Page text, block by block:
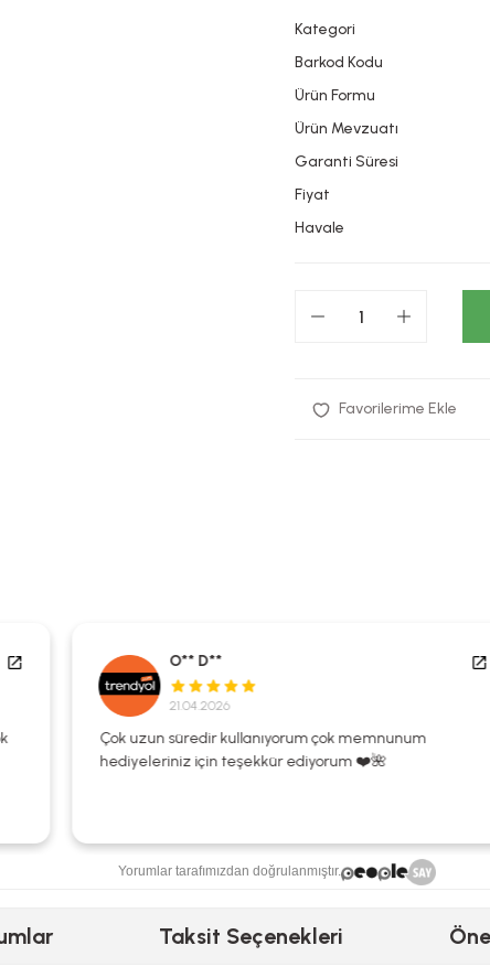
Kategori
Barkod Kodu
Ürün Formu
Ürün Mevzuatı
Garanti Süresi
Fiyat
Havale
O** D**
21.04.2026
Çok uzun süredir kullanıyorum çok memnunum
hediyeleriniz için teşekkür ediyorum ❤️🌺
Yorumlar tarafımızdan doğrulanmıştır.
Taksit Seçenekleri